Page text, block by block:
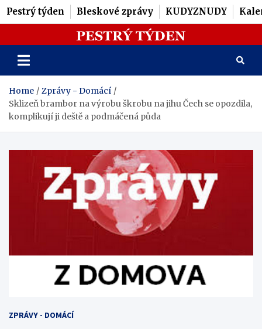
Pestrý týden Bleskové zprávy KUDYZNUDY
to
content
Pestrý Týden
Home
Zprávy - Domácí
Sklizeň brambor na výrobu škrobu na jihu Čech se opozdila,
komplikují ji deště a podmáčená půda
ZPRÁVY - DOMÁCÍ